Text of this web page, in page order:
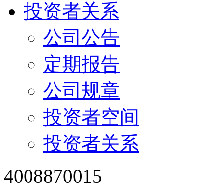
投资者关系
公司公告
定期报告
公司规章
投资者空间
投资者关系
4008870015